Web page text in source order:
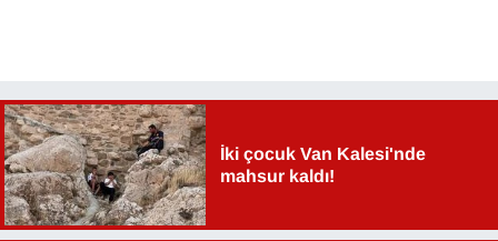
İki çocuk Van Kalesi'nde
mahsur kaldı!
Seri İlan
Sinema - TV